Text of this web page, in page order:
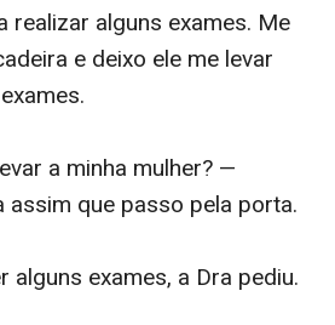
realizar alguns exames. Me
e deixo ele me levar
a minha mulher? —
assim que passo pela porta.
alguns exames, a Dra pediu.